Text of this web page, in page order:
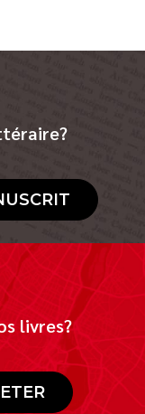
livres?